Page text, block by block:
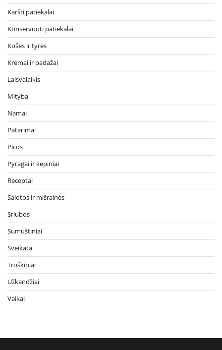
Karšti patiekalai
Konservuoti patiekalai
Košės ir tyrės
Kremai ir padažai
Laisvalaikis
Mityba
Namai
Patarimai
Picos
Pyragai ir kepiniai
Receptai
Salotos ir mišrainės
Sriubos
Sumuštiniai
Sveikata
Troškiniai
Užkandžiai
Vaikai